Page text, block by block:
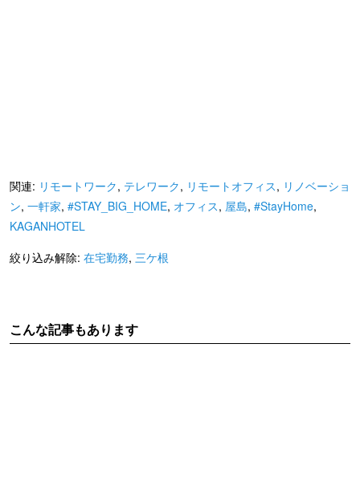
関連: リモートワーク, テレワーク, リモートオフィス, リノベーショ
ン, 一軒家, #STAY_BIG_HOME, オフィス, 屋島, #StayHome,
KAGANHOTEL
絞り込み解除: 在宅勤務, 三ケ根
こんな記事もあります